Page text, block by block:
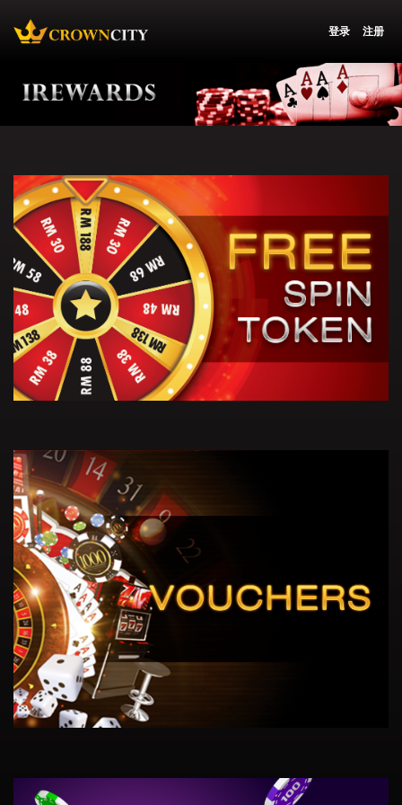
登录 注册